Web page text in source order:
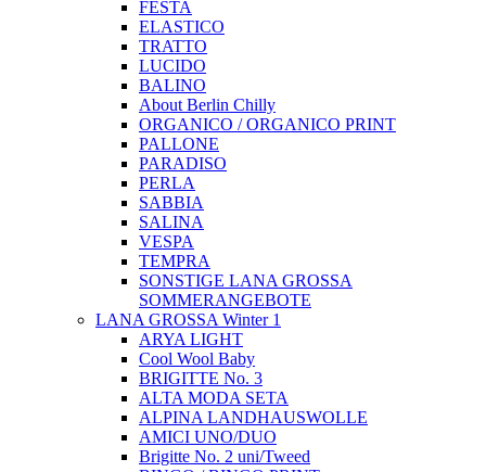
FESTA
ELASTICO
TRATTO
LUCIDO
BALINO
About Berlin Chilly
ORGANICO / ORGANICO PRINT
PALLONE
PARADISO
PERLA
SABBIA
SALINA
VESPA
TEMPRA
SONSTIGE LANA GROSSA
SOMMERANGEBOTE
LANA GROSSA Winter 1
ARYA LIGHT
Cool Wool Baby
BRIGITTE No. 3
ALTA MODA SETA
ALPINA LANDHAUSWOLLE
AMICI UNO/DUO
Brigitte No. 2 uni/Tweed